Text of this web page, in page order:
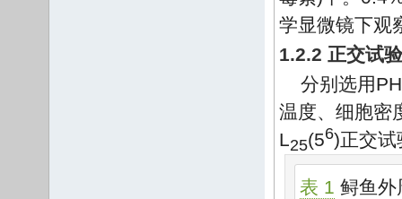
学显微镜下观
1.2.2 正交试
分别选用
温度、细胞密
L25(56)正交试
表 1 鲟鱼外